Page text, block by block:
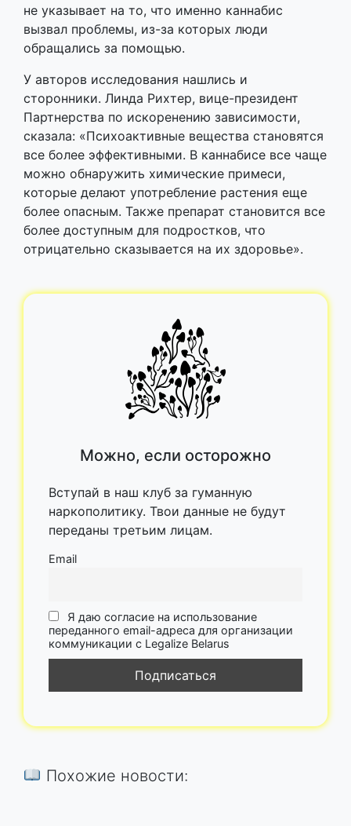
не указывает на то, что именно каннабис
вызвал проблемы, из-за которых люди
обращались за помощью.
У авторов исследования нашлись и
сторонники. Линда Рихтер, вице-президент
Партнерства по искоренению зависимости,
сказала: «Психоактивные вещества становятся
все более эффективными. В каннабисе все чаще
можно обнаружить химические примеси,
которые делают употребление растения еще
более опасным. Также препарат становится все
более доступным для подростков, что
отрицательно сказывается на их здоровье».
Можно, если осторожно
Вступай в наш клуб за гуманную
наркополитику. Твои данные не будут
переданы третьим лицам.
Email
Я даю согласие на использование
переданного email-адреса для организации
коммуникации с Legalize Belarus
Похожие новости: